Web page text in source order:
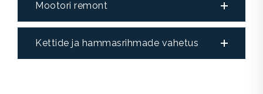
Mootori remont
Kettide ja hammasrihmade vahetus